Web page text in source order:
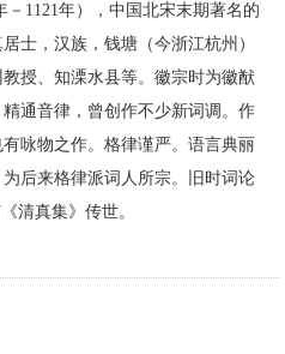
－1121年），中国北宋末期著名的
士，汉族，钱塘（今浙江杭州）
授、知溧水县等。徽宗时为徽猷
通音律，曾创作不少新词调。作
咏物之作。格律谨严。语言典丽
后来格律派词人所宗。旧时词论
清真集》传世。